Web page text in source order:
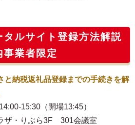
ルサイト登録方法解説
業者限定
と納税返礼品登録までの手続きを解
15:30（開場13:45）
ザ・りぶら3F 301会議室